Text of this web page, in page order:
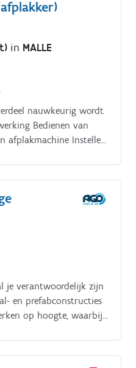
in MALLE
nauwkeurig wordt
Bedienen van
afplakmachine Instellen
van de machines
collega’s in het atelier
je verantwoordelijk zijn
en prefabconstructies
op hoogte, waarbij
op de werf en deelname
tot jouw taken. Ook zal